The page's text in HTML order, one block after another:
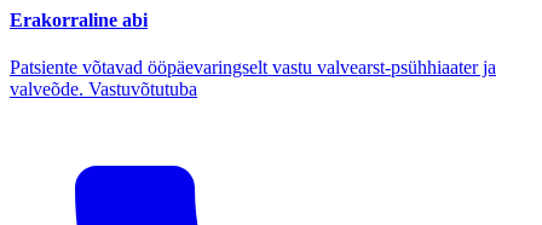
Erakorraline abi
Patsiente võtavad ööpäevaringselt vastu valvearst-psühhiaater ja
valveõde. Vastuvõtutuba